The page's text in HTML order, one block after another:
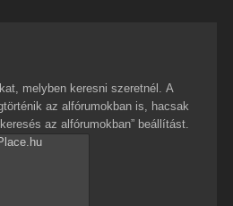
melyben keresni szeretnél. A
az alfórumokban is, hacsak
az alfórumokban” beállítást.